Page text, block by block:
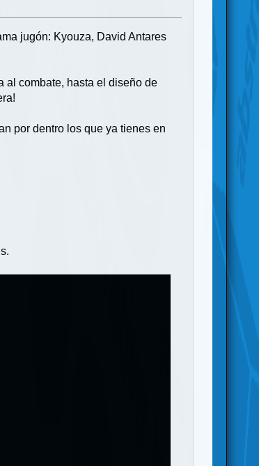
jugón: Kyouza, David Antares
al combate, hasta el diseño de
por dentro los que ya tienes en